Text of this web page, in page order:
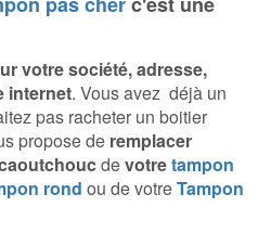
votre société, adresse,
internet. Vous avez déjà un
pas racheter un boitier
propose de remplacer
devotretampon
rond ou de votreTampon